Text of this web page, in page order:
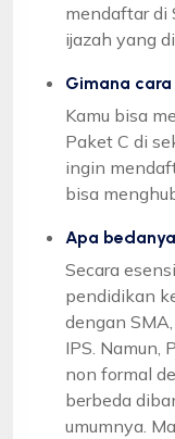
mendaftar di
ijazah yang
Gimana
Kamu bisa
Paket C di
ingin
bisa
Apa
Secara
pendidikan
dengan
IPS. Namun,
non formal
berbeda
umumnya.